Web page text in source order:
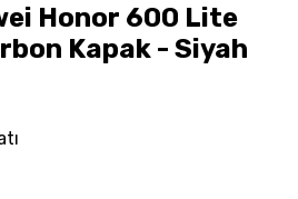
Honor 600 Lite
Kapak - Siyah